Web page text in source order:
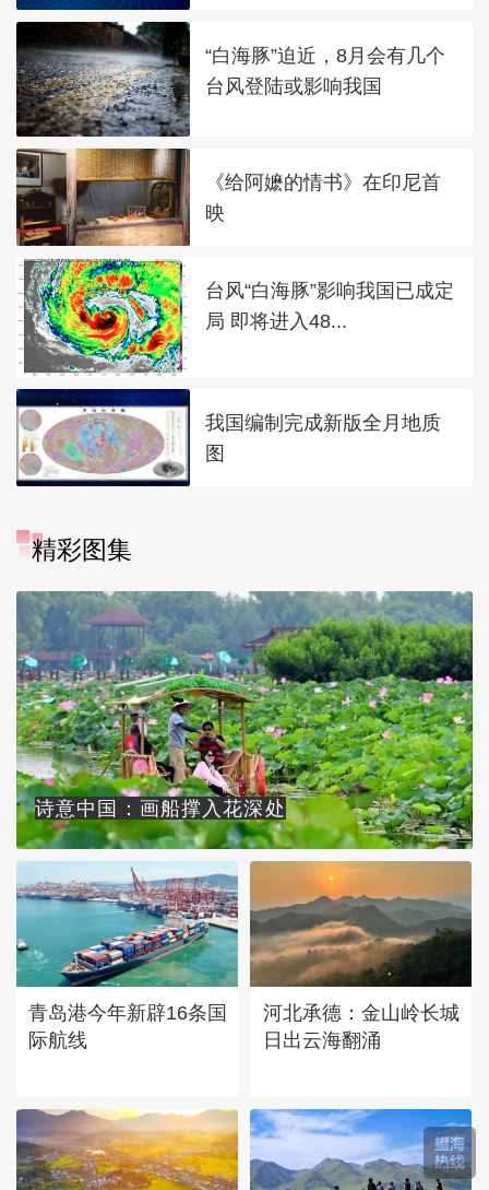
“白海豚”迫近，8月会有几个
台风登陆或影响我国
《给阿嬷的情书》在印尼首
映
台风“白海豚”影响我国已成定
局 即将进入48...
我国编制完成新版全月地质
图
精彩图集
诗意中国：画船撑入花深处
青岛港今年新辟16条国
际航线
河北承德：金山岭长城
日出云海翻涌